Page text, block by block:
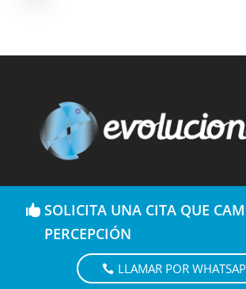
SOLICITA UNA CITA QUE
PERCEPCIÓN
LLAMAR POR